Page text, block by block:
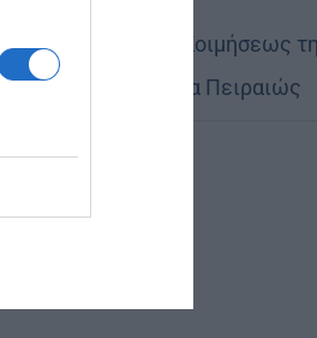
Η εορτή της Κοιμήσεως
Ευαγγελίστρια Πειραιώς